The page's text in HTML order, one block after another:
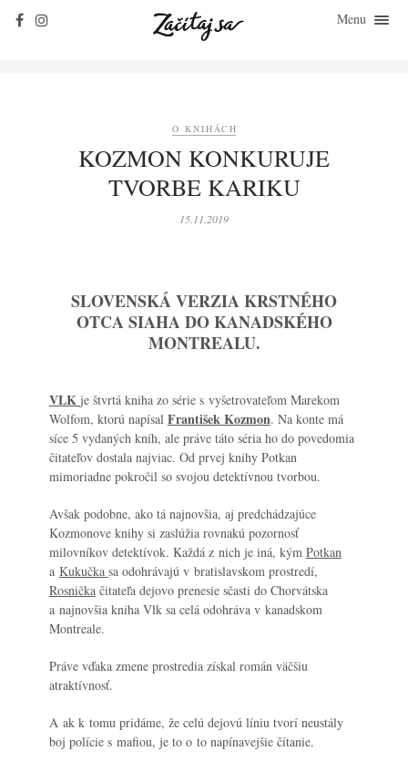
Menu
ROZHOVORY
KONTAKT
O KNIHÁCH
KOZMON KONKURUJE
TVORBE KARIKU
15.11.2019
SLOVENSKÁ VERZIA KRSTNÉHO
OTCA SIAHA DO KANADSKÉHO
MONTREALU.
VLK je štvrtá kniha zo série s vyšetrovateľom Marekom
Wolfom, ktorú napísal František Kozmon. Na konte má
síce 5 vydaných kníh, ale práve táto séria ho do povedomia
čitateľov dostala najviac. Od prvej knihy Potkan
mimoriadne pokročil so svojou detektívnou tvorbou.
Avšak podobne, ako tá najnovšia, aj predchádzajúce
Kozmonove knihy si zaslúžia rovnakú pozornosť
milovníkov detektívok. Každá z nich je iná, kým Potkan
a Kukučka sa odohrávajú v bratislavskom prostredí,
Rosničkačitateľa dejovo prenesie sčasti do Chorvátska
a najnovšia kniha Vlk sa celá odohráva v kanadskom
Montreale.
Práve vďaka zmene prostredia získal román väčšiu
atraktívnosť.
A ak k tomu pridáme, že celú dejovú líniu tvorí neustály
boj polície s mafiou, je to o to napínavejšie čítanie.